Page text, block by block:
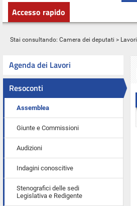
Accesso rapido
Stai consultando: Camera dei deputati > Lavori
Agenda dei Lavori
Resoconti
Assemblea
Giunte e Commissioni
Audizioni
Indagini conoscitive
Stenografici delle sedi
Legislativa e Redigente